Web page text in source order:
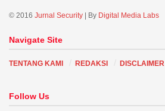
© 2016 Jurnal Security | By Digital Media Labs
Navigate Site
TENTANG KAMI REDAKSI DISCLAIMER
Follow Us